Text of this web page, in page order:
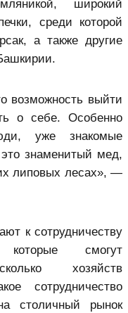
широкий
среди которой
а также другие
возможность выйти
о себе. Особенно
уже знакомые
знаменитый мед,
липовых лесах», —
к сотрудничеству
которые смогут
хозяйств
сотрудничество
столичный рынок